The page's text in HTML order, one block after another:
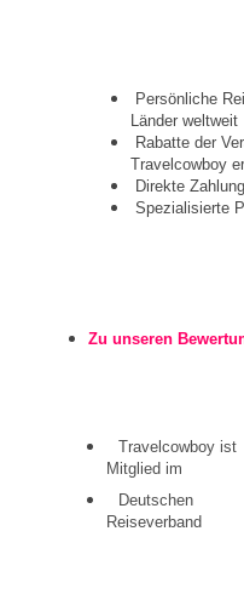
Persönliche
Länder weltweit
Rabatte der
Travelcowboy
Direkte
Spezialisierte
Zu unseren
Travelcowboy ist
Mitglied im
Deutschen
Reiseverband